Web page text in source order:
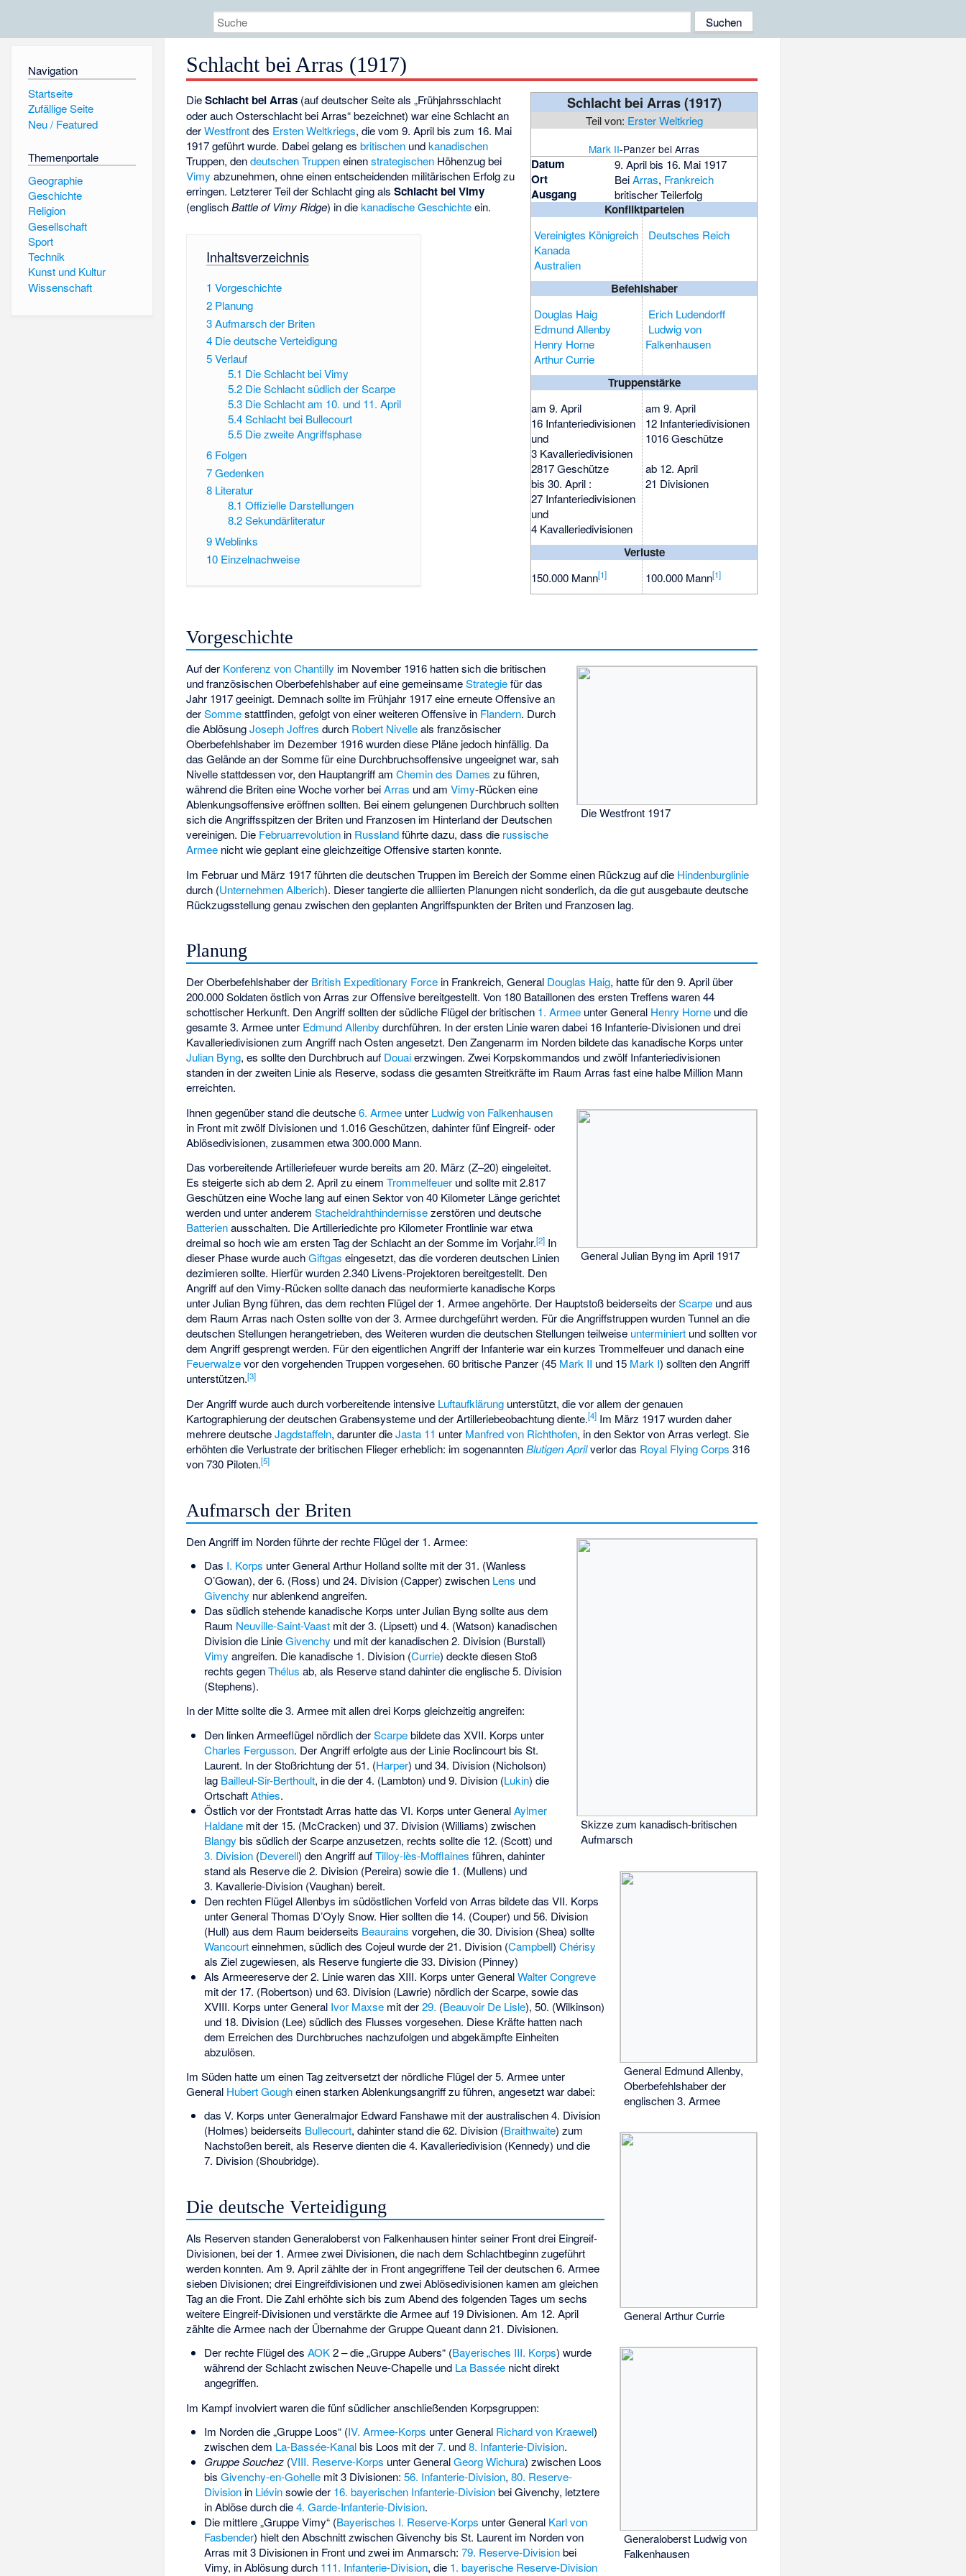
Navigation
Startseite
Zufällige Seite
Neu / Featured
Themenportale
Geographie
Geschichte
Religion
Gesellschaft
Sport
Technik
Kunst und Kultur
Wissenschaft
Schlacht bei Arras (1917)
Schlacht bei Arras (1917)
Teil von: Erster Weltkrieg
Mark II-Panzer bei Arras
Datum 9. April bis 16. Mai 1917
Ort BeiArras, Frankreich
Ausgang britischer Teilerfolg
Konfliktparteien
Vereinigtes Königreich
Kanada
Australien
Deutsches Reich
Befehlshaber
Douglas Haig
Edmund Allenby
Henry Horne
Arthur Currie
Erich Ludendorff
Ludwig von
Falkenhausen
Truppenstärke
am 9. April
16 Infanteriedivisionen
und
3 Kavalleriedivisionen
2817 Geschütze
bis 30. April :
27 Infanteriedivisionen
und
4 Kavalleriedivisionen
am 9. April
12 Infanteriedivisionen
1016 Geschütze
ab 12. April
21 Divisionen
Verluste
150.000 Mann[1] 100.000 Mann[1]
DieSchlacht bei Arras (auf deutscher Seite als „Frühjahrsschlacht
oder auch Osterschlacht bei Arras“ bezeichnet) war eine Schlacht an
derWestfrontdes Ersten Weltkriegs, die vom 9. April bis zum 16. Mai
1917 geführt wurde. Dabei gelang esbritischen undkanadischen
Truppen, dendeutschen Truppeneinenstrategischen Höhenzug bei
Vimy abzunehmen, ohne einen entscheidenden militärischen Erfolg zu
erringen. Letzterer Teil der Schlacht ging alsSchlacht bei Vimy
(englischBattle of Vimy Ridge) in diekanadische Geschichteein.
Inhaltsverzeichnis
1 Vorgeschichte
2 Planung
3Aufmarsch der Briten
4 Die deutsche Verteidigung
5Verlauf
5.1 Die Schlacht bei Vimy
5.2 Die Schlacht südlich der Scarpe
5.3 Die Schlacht am 10. und 11. April
5.4 Schlacht bei Bullecourt
5.5 Die zweite Angriffsphase
6 Folgen
7Gedenken
8 Literatur
8.1 Offizielle Darstellungen
8.2 Sekundärliteratur
9Weblinks
10 Einzelnachweise
Vorgeschichte
Die Westfront 1917
Auf der Konferenz von Chantilly im November 1916 hatten sich die britischen
und französischen Oberbefehlshaber auf eine gemeinsameStrategiefür das
Jahr 1917 geeinigt. Demnach sollte im Frühjahr 1917 eine erneute Offensive an
derSommestattfinden, gefolgt von einer weiteren Offensive in Flandern. Durch
die AblösungJoseph Joffres durch Robert Nivelleals französischer
Oberbefehlshaber im Dezember 1916 wurden diese Pläne jedoch hinfällig. Da
das Gelände an der Somme für eine Durchbruchsoffensive ungeeignet war, sah
Nivelle stattdessen vor, den Hauptangriff amChemin des Dames zu führen,
während die Briten eine Woche vorher beiArras und amVimy-Rücken eine
Ablenkungsoffensive eröffnen sollten. Bei einem gelungenen Durchbruch sollten
sich die Angriffsspitzen der Briten und Franzosen im Hinterland der Deutschen
vereinigen. Die Februarrevolution in Russlandführte dazu, dass die russische
Armee nicht wie geplant eine gleichzeitige Offensive starten konnte.
Im Februar und März 1917 führten die deutschen Truppen im Bereich der Somme einen Rückzug auf die Hindenburglinie
durch (Unternehmen Alberich). Dieser tangierte die alliierten Planungen nicht sonderlich, da die gut ausgebaute deutsche
Rückzugsstellung genau zwischen den geplanten Angriffspunkten der Briten und Franzosen lag.
Planung
Der Oberbefehlshaber der British Expeditionary Force in Frankreich, General Douglas Haig, hatte für den 9. April über
200.000 Soldaten östlich von Arras zur Offensive bereitgestellt. Von 180 Bataillonen des ersten Treffens waren 44
schottischer Herkunft. Den Angriff sollten der südliche Flügel der britischen 1. Armee unter General Henry Horne und die
gesamte3. Armee unter Edmund Allenby durchführen. In der ersten Linie waren dabei 16 Infanterie-Divisionen und drei
Kavalleriedivisionen zum Angriff nach Osten angesetzt. Den Zangenarm im Norden bildete das kanadische Korps unter
Julian Byng, es sollte den Durchbruch auf Douaierzwingen. Zwei Korpskommandos und zwölf Infanteriedivisionen
standen in der zweiten Linie als Reserve, sodass die gesamten Streitkräfte im Raum Arras fast eine halbe Million Mann
erreichten.
General Julian Byng im April 1917
Ihnen gegenüber stand die deutsche6. Armee unter Ludwig von Falkenhausen
in Front mit zwölf Divisionen und 1.016 Geschützen, dahinter fünf Eingreif- oder
Ablösedivisionen, zusammen etwa 300.000 Mann.
Dasvorbereitende Artilleriefeuerwurde bereits am 20. März (Z–20) eingeleitet.
Es steigerte sich ab dem 2. April zu einemTrommelfeuer und sollte mit 2.817
Geschützen eine Woche lang auf einen Sektor von 40 Kilometer Länge gerichtet
werden und unter anderemStacheldrahthindernissezerstören und deutsche
Batterienausschalten. Die Artilleriedichte pro Kilometer Frontlinie war etwa
dreimal so hoch wie amersten Tag der Schlacht an der Somme im Vorjahr.[2] In
dieser Phase wurde auchGiftgas eingesetzt, das die vorderen deutschen Linien
dezimieren sollte. Hierfür wurden 2.340 Livens-Projektorenbereitgestellt. Den
Angriff auf den Vimy-Rücken sollte danach das neuformierte kanadische Korps
unter Julian Byng führen, das dem rechten Flügel der 1. Armee angehörte. Der Hauptstoß beiderseits derScarpe und aus
dem Raum Arras nach Osten sollte von der 3. Armee durchgeführt werden. Für die Angriffstruppen wurden Tunnel an die
deutschen Stellungen herangetrieben, des Weiteren wurden die deutschen Stellungen teilweise unterminiert und sollten vor
dem Angriff gesprengt werden. Für den eigentlichen Angriff der Infanterie war ein kurzes Trommelfeuer und danach eine
Feuerwalzevor den vorgehenden Truppen vorgesehen. 60 britische Panzer (45 Mark II und 15 Mark I) sollten den Angriff
unterstützen.[3]
Der Angriff wurde auch durch vorbereitende intensive Luftaufklärung unterstützt, die vor allem der genauen
Kartographierung der deutschen Grabensysteme und der Artilleriebeobachtung diente.[4] Im März 1917 wurden daher
mehrere deutscheJagdstaffeln, darunter dieJasta 11 unter Manfred von Richthofen, in den Sektor von Arras verlegt. Sie
erhöhten die Verlustrate der britischen Flieger erheblich: im sogenanntenBlutigen Aprilverlor das Royal Flying Corps 316
von 730 Piloten.[5]
Aufmarsch der Briten
Skizze zum kanadisch-britischen
Aufmarsch
General Edmund Allenby,
Oberbefehlshaber der
englischen 3. Armee
General Arthur Currie
Den Angriff im Norden führte der rechte Flügel der 1. Armee:
Das I. Korps unter GeneralArthur Hollandsollte mit der 31. (Wanless
O’Gowan), der 6. (Ross) und 24. Division (Capper) zwischen Lens und
Givenchy nur ablenkend angreifen.
Das südlich stehende kanadische Korps unter Julian Byng sollte aus dem
Raum Neuville-Saint-Vaastmit der 3. (Lipsett) und 4. (Watson) kanadischen
Division die LinieGivenchy und mit der kanadischen 2. Division (Burstall)
Vimy angreifen. Die kanadische 1. Division (Currie) deckte diesen Stoß
rechts gegenThélus ab, als Reserve stand dahinter die englische 5. Division
(Stephens).
In der Mitte sollte die 3. Armee mit allen drei Korps gleichzeitig angreifen:
Den linken Armeeflügel nördlich derScarpebildete das XVII. Korps unter
Charles Fergusson. Der Angriff erfolgte aus der Linie Roclincourt bis St.
Laurent. In der Stoßrichtung der 51. (Harper) und 34. Division (Nicholson)
lag Bailleul-Sir-Berthoult, in die der 4. (Lambton) und 9. Division (Lukin) die
OrtschaftAthies.
Östlich vor der Frontstadt Arras hatte das VI. Korps unter GeneralAylmer
Haldanemit der 15. (McCracken) und 37. Division (Williams) zwischen
Blangy bis südlich der Scarpe anzusetzen, rechts sollte die 12. (Scott) und
3. Division(Deverell) den Angriff aufTilloy-lès-Mofflaines führen, dahinter
stand als Reserve die 2. Division (Pereira) sowie die 1. (Mullens) und
3. Kavallerie-Division (Vaughan) bereit.
Den rechten Flügel Allenbys im südöstlichen Vorfeld von Arras bildete das VII. Korps
unter GeneralThomas D’Oyly Snow. Hier sollten die 14. (Couper) und 56. Division
(Hull) aus dem Raum beiderseits Beaurains vorgehen, die 30. Division (Shea) sollte
Wancourteinnehmen, südlich des Cojeulwurde der 21. Division (Campbell) Chérisy
als Ziel zugewiesen, als Reserve fungierte die 33. Division (Pinney)
Als Armeereserve der 2. Linie waren das XIII. Korps unter GeneralWalter Congreve
mit der 17. (Robertson) und 63. Division (Lawrie) nördlich der Scarpe, sowie das
XVIII. Korps unter General Ivor Maxsemit der29. (Beauvoir De Lisle), 50. (Wilkinson)
und 18. Division (Lee) südlich des Flusses vorgesehen. Diese Kräfte hatten nach
dem Erreichen des Durchbruches nachzufolgen und abgekämpfte Einheiten
abzulösen.
Im Süden hatte um einen Tag zeitversetzt der nördliche Flügel der 5. Armee unter
General Hubert Gougheinen starken Ablenkungsangriff zu führen, angesetzt war dabei:
das V. Korps unter Generalmajor Edward Fanshawemit der australischen 4. Division
(Holmes) beiderseits Bullecourt, dahinter stand die 62. Division (Braithwaite) zum
Nachstoßen bereit, als Reserve dienten die 4. Kavalleriedivision (Kennedy) und die
7. Division (Shoubridge).
Die deutsche Verteidigung
Generaloberst Ludwig von
Falkenhausen
Als Reserven standen Generaloberst von Falkenhausen hinter seiner Front drei Eingreif-
Divisionen, bei der 1. Armee zwei Divisionen, die nach dem Schlachtbeginn zugeführt
werden konnten. Am 9. April zählte der in Front angegriffene Teil der deutschen 6. Armee
sieben Divisionen; drei Eingreifdivisionen und zwei Ablösedivisionen kamen am gleichen
Tag an die Front. Die Zahl erhöhte sich bis zum Abend des folgenden Tages um sechs
weitere Eingreif-Divisionen und verstärkte die Armee auf 19 Divisionen. Am 12. April
zählte die Armee nach der Übernahme der Gruppe Queant dann 21. Divisionen.
Der rechte Flügel des AOK2 – die „Gruppe Aubers“ (Bayerisches III. Korps) wurde
während der Schlacht zwischen Neuve-Chapelle und La Basséenicht direkt
angegriffen.
Im Kampf involviert waren die fünf südlicher anschließenden Korpsgruppen:
Im Norden die „Gruppe Loos“ (IV. Armee-Korps unter General Richard von Kraewel)
zwischen dem La-Bassée-Kanalbis Loos mit der7. und8. Infanterie-Division.
Gruppe Souchez(VIII. Reserve-Korps unter GeneralGeorg Wichura) zwischen Loos
bis Givenchy-en-Gohellemit 3 Divisionen: 56. Infanterie-Division, 80. Reserve-
Divisionin Liévinsowie der 16. bayerischen Infanterie-Divisionbei Givenchy, letztere
in Ablöse durch die4. Garde-Infanterie-Division.
Die mittlere „Gruppe Vimy“ (Bayerisches I. Reserve-Korps unter General Karl von
Fasbender) hielt den Abschnitt zwischen Givenchy bis St. Laurent im Norden von
Arras mit 3 Divisionen in Front und zwei im Anmarsch: 79. Reserve-Divisionbei
Vimy, in Ablösung durch 111. Infanterie-Division, die 1. bayerische Reserve-Division